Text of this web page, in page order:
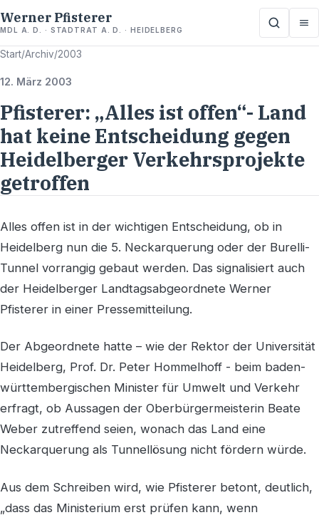
Werner Pfisterer
MDL A. D. · STADTRAT A. D. · HEIDELBERG
Start/Archiv/2003
12. März 2003
Pfisterer: „Alles ist offen“- Land
hat keine Entscheidung gegen
Heidelberger Verkehrsprojekte
getroffen
Alles offen ist in der wichtigen Entscheidung, ob in
Heidelberg nun die 5. Neckarquerung oder der Burelli-
Tunnel vorrangig gebaut werden. Das signalisiert auch
der Heidelberger Landtagsabgeordnete Werner
Pfisterer in einer Pressemitteilung.
Der Abgeordnete hatte – wie der Rektor der Universität
Heidelberg, Prof. Dr. Peter Hommelhoff - beim baden-
württembergischen Minister für Umwelt und Verkehr
erfragt, ob Aussagen der Oberbürgermeisterin Beate
Weber zutreffend seien, wonach das Land eine
Neckarquerung als Tunnellösung nicht fördern würde.
Aus dem Schreiben wird, wie Pfisterer betont, deutlich,
„dass das Ministerium erst prüfen kann, wenn